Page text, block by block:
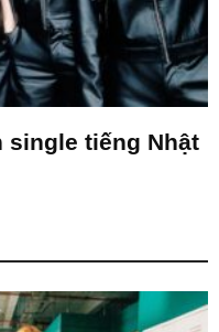
single tiếng Nhật